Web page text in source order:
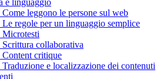
e linguaggio
Come leggono le persone sul web
Le regole per un linguaggio semplice
Microtesti
Scrittura collaborativa
Content critique
Traduzione e localizzazione dei contenuti